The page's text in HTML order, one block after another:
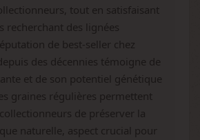
tout en satisfaisant
recherchant des lignées
de best-seller chez
des décennies témoigne de
et de son potentiel génétique
graines régulières permettent
de préserver la
naturelle, aspect crucial pour